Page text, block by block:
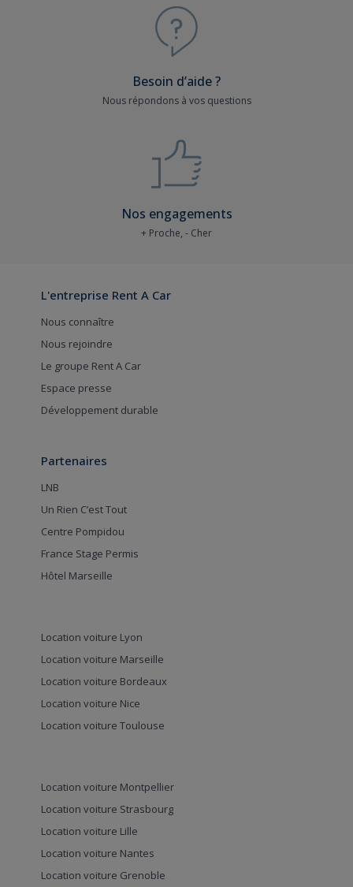
Besoin d’aide ?
Nous répondons à vos questions
Nos engagements
+ Proche, - Cher
L'entreprise Rent A Car
Nous connaître
Nous rejoindre
Le groupe Rent A Car
Espace presse
Développement durable
Partenaires
LNB
Un Rien C’est Tout
Centre Pompidou
France Stage Permis
Hôtel Marseille
Location voiture Lyon
Location voiture Marseille
Location voiture Bordeaux
Location voiture Nice
Location voiture Toulouse
Location voiture Montpellier
Location voiture Strasbourg
Location voiture Lille
Location voiture Nantes
Location voiture Grenoble